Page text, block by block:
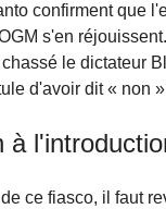
confirment que
s'en
le dictateur
d'avoir dit « non
à
ce fiasco, il faut